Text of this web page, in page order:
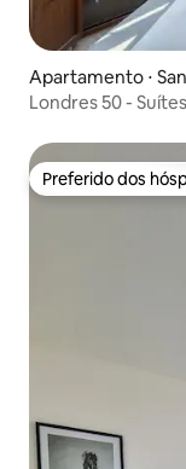
Apartamento ⋅
Londres 50 -
Preferido dos
Preferido dos